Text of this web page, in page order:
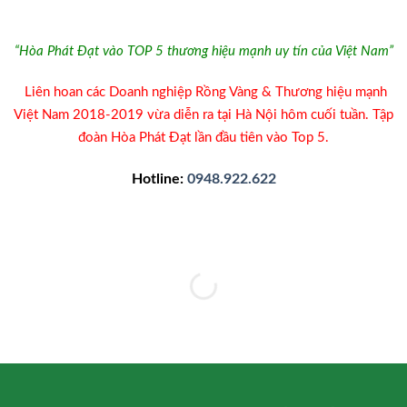
“Hòa Phát Đạt vào TOP 5 thương hiệu mạnh uy tín của Việt Nam”
Liên hoan các Doanh nghiệp Rồng Vàng & Thương hiệu mạnh
Việt Nam 2018-2019 vừa diễn ra tại Hà Nội hôm cuối tuần. Tập
đoàn Hòa Phát Đạt lần đầu tiên vào Top 5.
Hotline: 0948.922.622